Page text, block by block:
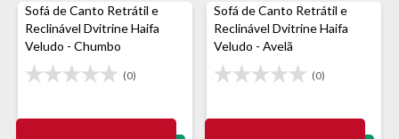
Sofá de Canto Retrátil e
Reclinável Dvitrine Haifa
Veludo - Chumbo
(0)
Sofá de Canto Retrátil e
Reclinável Dvitrine Haifa
Veludo - Avelã
(0)